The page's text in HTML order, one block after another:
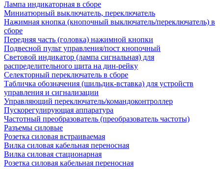
Лампа индикаторная в сборе
Миниатюрный выключатель, переключатель
Нажимная кнопка (кнопочный выключатель/переключатель) в
сборе
Передняя часть (головка) нажимной кнопки
Подвесной пульт управления/пост кнопочный
Световой индикатор (лампа сигнальная) для
распределительного щита на дин-рейку
Селекторный переключатель в сборе
Табличка обозначения (шильдик-вставка) для устройств
управления и сигнализации
Управляющий переключатель/командоконтроллер
Пускорегулирующая аппаратура
Частотный преобразователь (преобразователь частоты)
Разъемы силовые
Розетка силовая встраиваемая
Вилка силовая кабельная переносная
Вилка силовая стационарная
Розетка силовая кабельная переносная